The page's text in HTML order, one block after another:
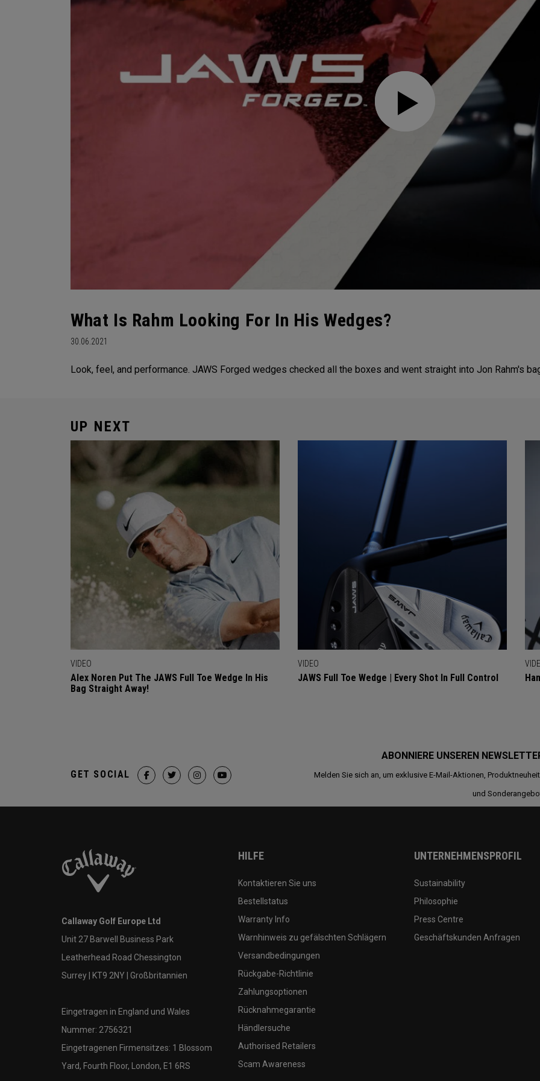
What Is Rahm Looking For In His Wedges?
30.06.2021
Look, feel, and performance. JAWS Forged wedges checked all the boxes and went straight into Jon Rahm's
UP NEXT
VIDEO
Alex Noren Put The JAWS Full Toe Wedge In His
Bag Straight Away!
VIDEO
JAWS Full Toe Wedge | Every Shot In Full Control
ABONNIERE UNSEREN
Melden Sie sich an, um exklusive E-Mail-Aktionen,
und
GET SOCIAL
Callaway Golf Europe Ltd
Unit 27 Barwell Business Park
Leatherhead Road Chessington
Surrey | KT9 2NY | Großbritannien
Eingetragen in England und Wales
Nummer: 2756321
Eingetragenen Firmensitzes: 1 Blossom
Yard, Fourth Floor, London, E1 6RS
HILFE
Kontaktieren Sie uns
Bestellstatus
Warranty Info
Warnhinweis zu gefälschten Schlägern
Versandbedingungen
Rückgabe-Richtlinie
Zahlungsoptionen
Rücknahmegarantie
Händlersuche
Authorised Retailers
Scam Awareness
UNTERNEHMENSPROFIL
Sustainability
Philosophie
Press Centre
Geschäftskunden Anfragen